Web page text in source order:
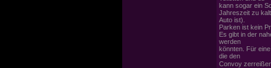
kann sogar ein
Jahreszeit zu
Auto ist).
Parken ist kein
Es gibt in der
werden
könnten. Für
die den
Convoy